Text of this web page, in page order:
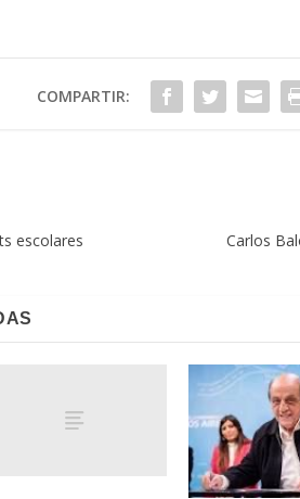
COMPARTIR:
escolares
Carlos